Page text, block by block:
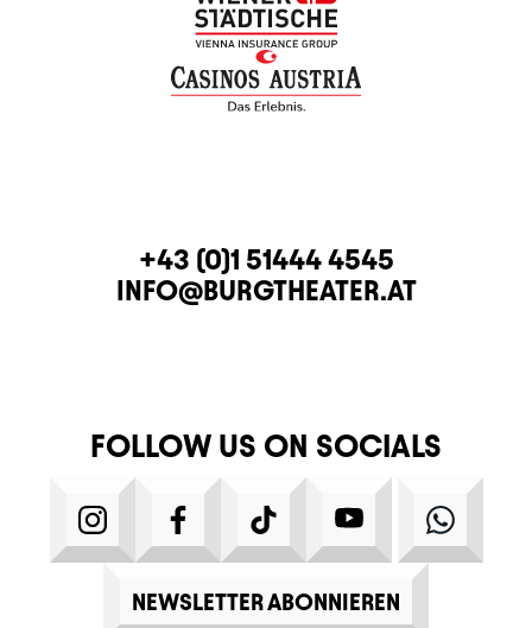
CONTACTTELEPHONE
+43 (0)1 51444 4545
E-MAIL
INFO@BURGTHEATER.AT
FOLLOW US ON SOCIALS
INSTAGRAMFACEBOOKTIKTOK YOUTUBE
NEWSLETTER ABONNIEREN